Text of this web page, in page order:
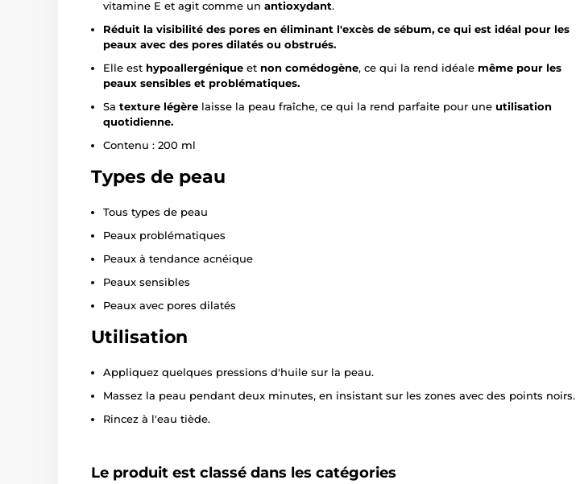
vitamine E et agit comme un antioxydant.
Réduit la visibilité des pores en éliminant l'excès de sébum, ce qui est idéal pour les
peaux avec des pores dilatés ou obstrués.
Elle est hypoallergénique et non comédogène, ce qui la rend idéale même pour les
peaux sensibles et problématiques.
Sa texture légère laisse la peau fraîche, ce qui la rend parfaite pour une utilisation
quotidienne.
Contenu : 200 ml
Types de peau
Tous types de peau
Peaux problématiques
Peaux à tendance acnéique
Peaux sensibles
Peaux avec pores dilatés
Utilisation
Appliquez quelques pressions d'huile sur la peau.
Massez la peau pendant deux minutes, en insistant sur les zones avec des points noirs.
Rincez à l'eau tiède.
Le produit est classé dans les catégories